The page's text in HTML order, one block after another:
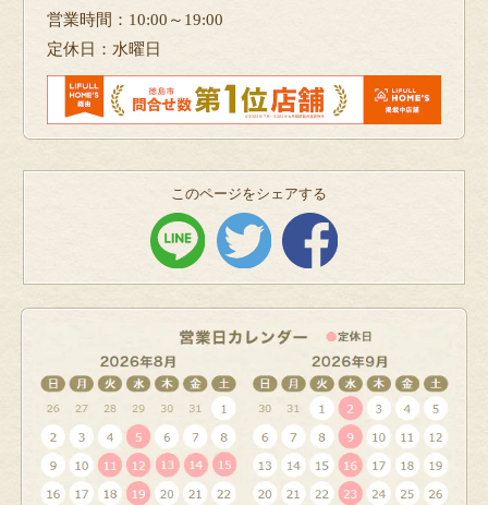
営業時間：10:00～19:00
定休日：水曜日
このページをシェアする